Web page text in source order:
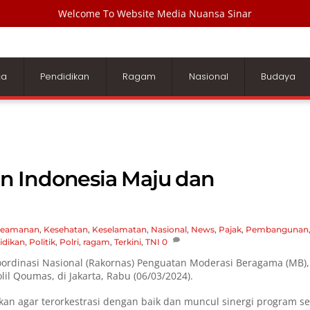
Welcome To Website Media Nuansa Sinar
Pendidikan Ragam Nasional Budaya
Indonesia Maju dan
, Kesehatan, Keselamatan, Nasional, News, Pajak, Pembangunan,
, Politik, Polri, ragam, Terkini, TNI 0
Nasional (Rakornas) Penguatan Moderasi Beragama (MB),
Qoumas, di Jakarta, Rabu (06/03/2024).
agar terorkestrasi dengan baik dan muncul sinergi program